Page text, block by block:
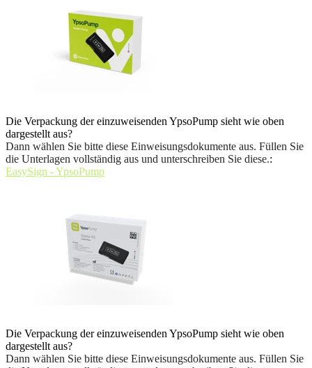
Die Verpackung der einzuweisenden YpsoPump sieht wie oben
dargestellt aus?
Dann wählen Sie bitte diese Einweisungsdokumente aus. Füllen Sie
die Unterlagen vollständig aus und unterschreiben Sie diese.:
EasySign - YpsoPump
Die Verpackung der einzuweisenden YpsoPump sieht wie oben
dargestellt aus?
Dann wählen Sie bitte diese Einweisungsdokumente aus. Füllen Sie